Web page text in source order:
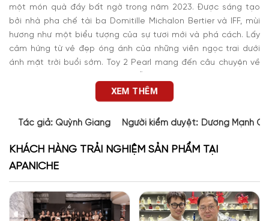
một món quà đầy bất ngờ trong năm 2023. Được sáng tạo
bởi nhà pha chế tài ba Domitille Michalon Bertier và IFF, mùi
hương như một biểu tượng của sự tươi mới và phá cách. Lấy
cảm hứng từ vẻ đẹp óng ánh của những viên ngọc trai dưới
ánh mặt trời buổi sớm. Toy 2 Pearl mang đến câu chuyện về
XEM THÊM
Tác giả: Quỳnh Giang Người kiểm duyệt: Dương Mạnh
KHÁCH HÀNG TRẢI NGHIỆM SẢN PHẨM TẠI
APANICHE